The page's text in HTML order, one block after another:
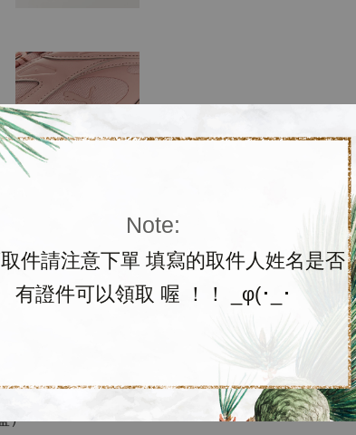
Note:
件請注意下單 填寫的取件人姓名是否
有證件可以領取 喔 ！！ _φ(･_･
）